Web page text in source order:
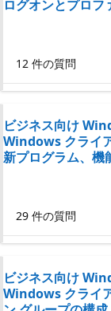
ログオンとプロフ
12 件の質問
ビジネス向け
Windows クライ
新プログラム、機
29 件の質問
ビジネス向け
Windows クライ